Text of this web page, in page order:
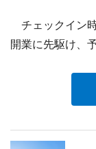
チェックイン
開業に先駆け、